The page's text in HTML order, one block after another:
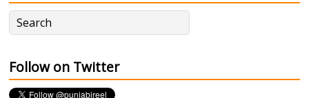
Follow on Twitter